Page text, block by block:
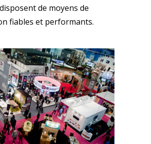
de moyens de
fiables et performants.